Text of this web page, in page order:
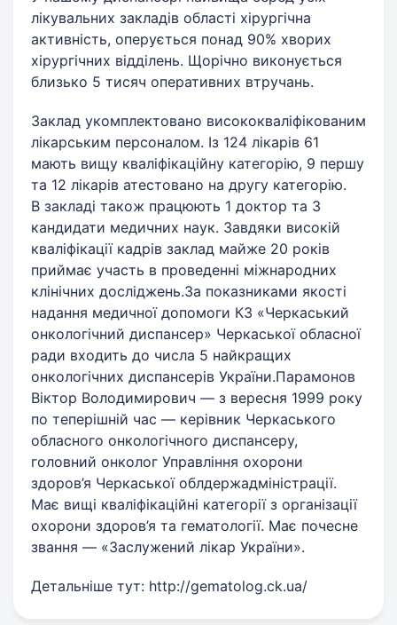
лікувальних закладів області хірургічна
активність, оперується понад 90% хворих
хірургічних відділень. Щорічно виконується
близько 5 тисяч оперативних втручань.
Заклад укомплектовано висококваліфікованим
лікарським персоналом. Із 124 лікарів 61
мають вищу кваліфікаційну категорію, 9 першу
та 12 лікарів атестовано на другу категорію.
В закладі також працюють 1 доктор та 3
кандидати медичних наук. Завдяки високій
кваліфікації кадрів заклад майже 20 років
приймає участь в проведенні міжнародних
клінічних досліджень.За показниками якості
надання медичної допомоги КЗ «Черкаський
онкологічний диспансер» Черкаської обласної
ради входить до числа 5 найкращих
онкологічних диспансерів України.Парамонов
Віктор Володимирович — з вересня 1999 року
по теперішній час — керівник Черкаського
обласного онкологічного диспансеру,
головний онколог Управління охорони
здоров’я Черкаської облдержадміністрації.
Має вищі кваліфікаційні категорії з організації
охорони здоров’я та гематології. Має почесне
звання — «Заслужений лікар України».
Детальніше тут: http://gematolog.ck.ua/